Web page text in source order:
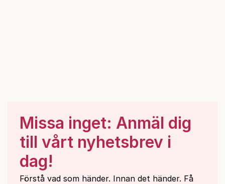
Missa inget: Anmäl dig
till vårt nyhetsbrev i
dag!
Förstå vad som händer. Innan det händer. Få